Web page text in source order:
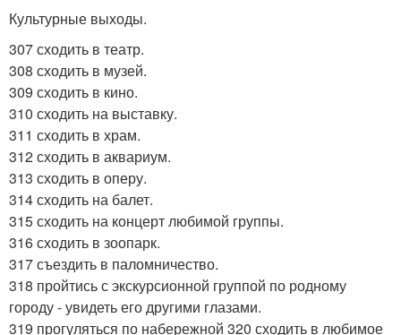
Культурные выходы.
307 сходить в театр.
308 сходить в музей.
309 сходить в кино.
310 сходить на выставку.
311 сходить в храм.
312 сходить в аквариум.
313 сходить в оперу.
314 сходить на балет.
315 сходить на концерт любимой группы.
316 сходить в зоопарк.
317 съездить в паломничество.
318 пройтись с экскурсионной группой по родному
городу - увидеть его другими глазами.
319 прогуляться по набережной 320 сходить в любимое